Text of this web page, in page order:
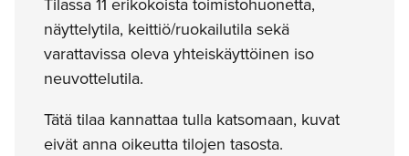
näyttelytila, keittiö/ruokailutila sekä
varattavissa oleva yhteiskäyttöinen iso
neuvottelutila.
Tätä tilaa kannattaa tulla katsomaan, kuvat
eivät anna oikeutta tilojen tasosta.